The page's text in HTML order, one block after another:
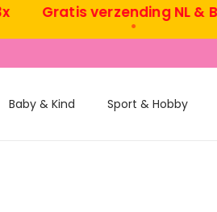
Gratis verzending NL & BE
Baby & Kind Sport & Hobby